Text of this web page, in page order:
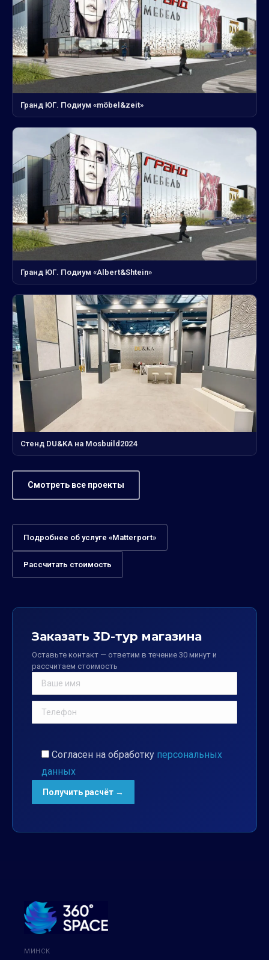
Гранд ЮГ. Подиум «möbel&zeit»
Гранд ЮГ. Подиум «Albert&Shtein»
Стенд DU&KA на Mosbuild2024
Смотреть все проекты
Подробнее об услуге «Matterport»
Рассчитать стоимость
Заказать 3D-тур магазина
Оставьте контакт — ответим в течение 30 минут и
рассчитаем стоимость
Согласен на обработку персональных
данных
МИНСК